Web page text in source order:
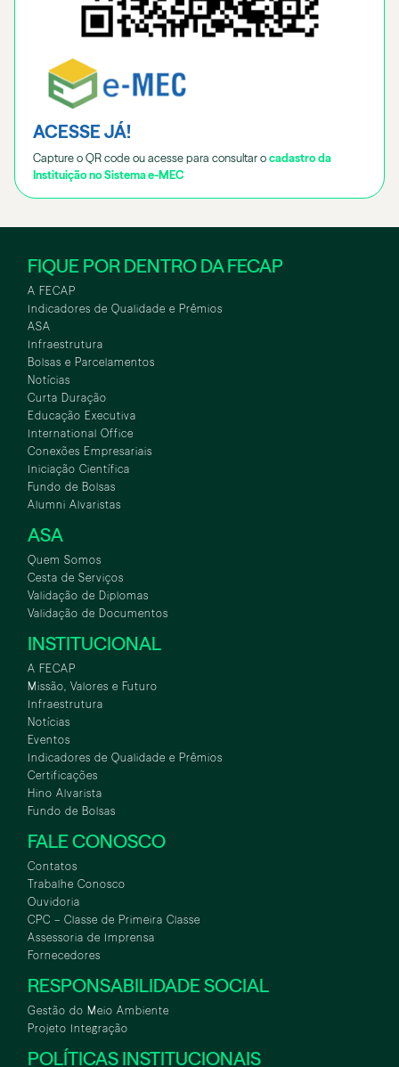
ACESSE JÁ!
Capture o QR code ou acesse para consultar o cadastro da
Instituição no Sistema e-MEC
FIQUE POR DENTRO DA FECAP
A FECAP
Indicadores de Qualidade e Prêmios
ASA
Infraestrutura
Bolsas e Parcelamentos
Notícias
Curta Duração
Educação Executiva
International Office
Conexões Empresariais
Iniciação Científica
Fundo de Bolsas
Alumni Alvaristas
ASA
Quem Somos
Cesta de Serviços
Validação de Diplomas
Validação de Documentos
INSTITUCIONAL
A FECAP
Missão, Valores e Futuro
Infraestrutura
Notícias
Eventos
Indicadores de Qualidade e Prêmios
Certificações
Hino Alvarista
Fundo de Bolsas
FALE CONOSCO
Contatos
Trabalhe Conosco
Ouvidoria
CPC – Classe de Primeira Classe
Assessoria de Imprensa
Fornecedores
RESPONSABILIDADE SOCIAL
Gestão do Meio Ambiente
Projeto Integração
POLÍTICAS INSTITUCIONAIS